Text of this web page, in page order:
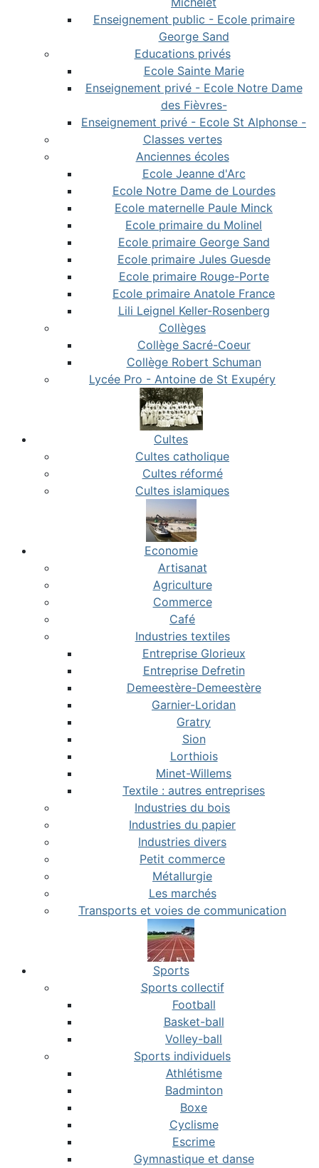
Enseignement public - Ecole primaire
George Sand
Educations privés
Ecole Sainte Marie
Enseignement privé - Ecole Notre Dame
des Fièvres-
Enseignement privé - Ecole St Alphonse -
Classes vertes
Anciennes écoles
Ecole Jeanne d'Arc
Ecole Notre Dame de Lourdes
Ecole maternelle Paule Minck
Ecole primaire du Molinel
Ecole primaire George Sand
Ecole primaire Jules Guesde
Ecole primaire Rouge-Porte
Ecole primaire Anatole France
Lili Leignel Keller-Rosenberg
Collèges
Collège Sacré-Coeur
Collège Robert Schuman
Lycée Pro - Antoine de St Exupéry
Cultes
Cultes catholique
Cultes réformé
Cultes islamiques
Economie
Artisanat
Agriculture
Commerce
Café
Industries textiles
Entreprise Glorieux
Entreprise Defretin
Demeestère-Demeestère
Garnier-Loridan
Gratry
Sion
Lorthiois
Minet-Willems
Textile : autres entreprises
Industries du bois
Industries du papier
Industries divers
Petit commerce
Métallurgie
Les marchés
Transports et voies de communication
Sports
Sports collectif
Football
Basket-ball
Volley-ball
Sports individuels
Athlétisme
Badminton
Boxe
Cyclisme
Escrime
Gymnastique et danse